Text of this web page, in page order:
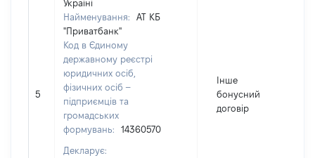
5
Україні
Найменування:
АТ КБ
"Приватбанк"
Код в Єдиному
державному реєстрі
юридичних осіб,
фізичних осіб –
підприємців та
громадських
формувань:
14360570
Декларує:
Інше
бонусний
договір